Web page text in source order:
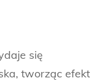
się
tworząc efekt